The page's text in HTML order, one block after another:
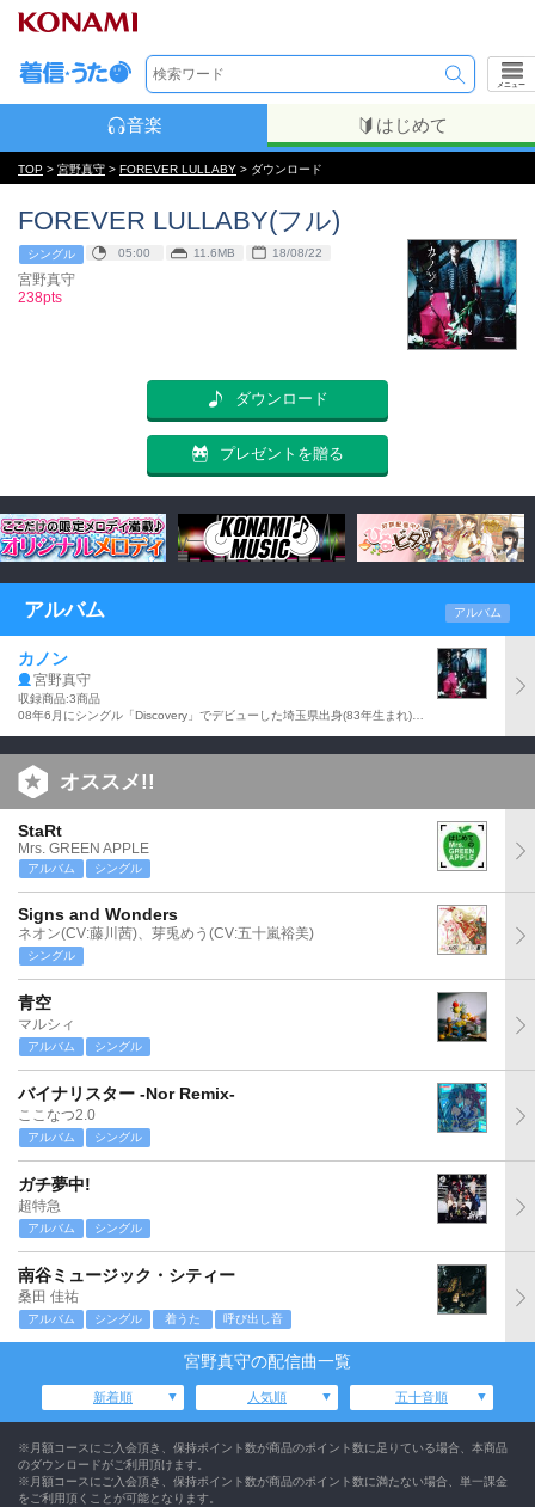
メニュー
音楽 はじめて
TOP > 宮野真守 > FOREVER LULLABY > ダウンロード
FOREVER LULLABY(フル)
シングル 05:00 11.6MB 18/08/22
宮野真守
238pts
ダウンロード
プレゼントを贈る
アルバム アルバム
カノン
宮野真守
収録商品:3商品
オススメ!!
StaRt
Mrs. GREEN APPLE
アルバム シングル
Signs and Wonders
ネオン(CV:藤川茜)、芽兎めう(CV:五十嵐裕美)
シングル
青空
マルシィ
アルバム シングル
バイナリスター -Nor Remix-
ここなつ2.0
アルバム シングル
ガチ夢中!
超特急
アルバム シングル
南谷ミュージック・シティー
桑田 佳祐
アルバム シングル 着うた 呼び出し音
宮野真守の配信曲一覧
新着順 人気順 五十音順
※月額コースにご入会頂き、保持ポイント数が商品のポイント数に足りている場合、本商品
のダウンロードがご利用頂けます。
※月額コースにご入会頂き、保持ポイント数が商品のポイント数に満たない場合、単一課金
をご利用頂くことが可能となります。